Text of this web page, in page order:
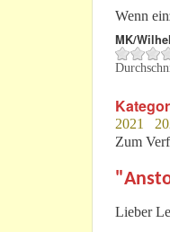
Wenn
MK/
2021
Zum
Lieber